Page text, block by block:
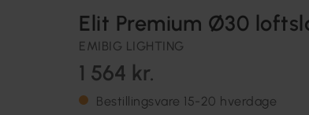
Elit Premium Ø30
EMIBIG LIGHTING
1 564 kr.
Bestillingsvare 15-20 hverdage